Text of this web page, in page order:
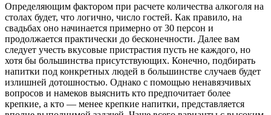
Определяющим фактором при расчете количества алкоголя на
столах будет, что логично, число гостей. Как правило, на
свадьбах оно начинается примерно от 30 персон и
продолжается практически до бесконечности. Далее вам
следует учесть вкусовые пристрастия пусть не каждого, но
хотя бы большинства присутствующих. Конечно, подбирать
напитки под конкретных людей в большинстве случаев будет
излишней дотошностью. Однако с помощью ненавязчивых
вопросов и намеков выяснить кто предпочитает более
крепкие, а кто — менее крепкие напитки, представляется